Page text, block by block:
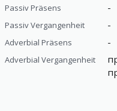
Passiv Präsens -
Passiv Vergangenheit -
Adverbial Präsens -
Adverbial Vergangenheit